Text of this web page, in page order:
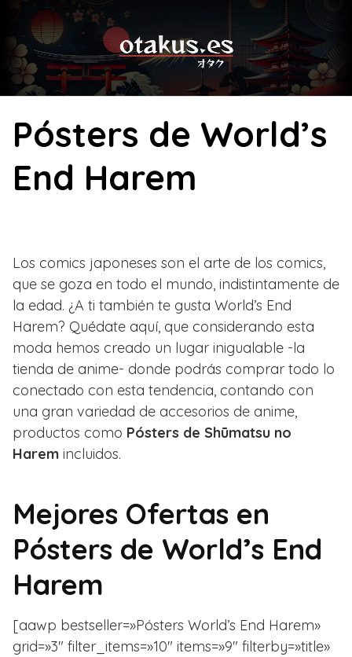
content
Pósters de World’s
End Harem
Los comics japoneses son el arte de los comics,
que se goza en todo el mundo, indistintamente de
la edad. ¿A ti también te gusta World’s End
Harem? Quédate aquí, que considerando esta
moda hemos creado un lugar inigualable -la
tienda de anime- donde podrás comprar todo lo
conectado con esta tendencia, contando con
una gran variedad de accesorios de anime,
productos como Pósters de Shūmatsu no
Harem incluidos.
Mejores Ofertas en
Pósters de World’s End
Harem
[aawp bestseller=»Pósters World’s End Harem»
grid=»3″ filter_items=»10″ items=»9″ filterby=»title»